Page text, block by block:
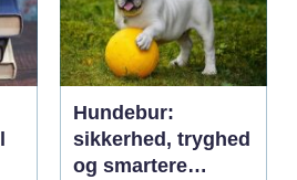
Hundebur:
sikkerhed, tryghed
og smartere